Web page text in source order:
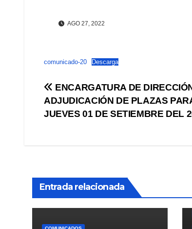
AGO 27, 2022
comunicado-20 Descarga
Navegación
de
ENCARGATURA DE
ADJUDICACIÓN DE PLAZAS
JUEVES 01 DE SETIEMBRE DEL
Entrada relacionada